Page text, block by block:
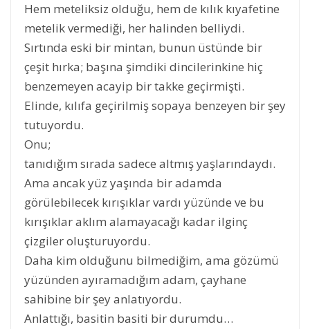
Hem meteliksiz olduğu, hem de kılık kıyafetine
metelik vermediği, her halinden belliydi.
Sırtında eski bir mintan, bunun üstünde bir
çeşit hırka; başına şimdiki dincilerinkine hiç
benzemeyen acayip bir takke geçirmişti.
Elinde, kılıfa geçirilmiş sopaya benzeyen bir şey
tutuyordu.
Onu;
tanıdığım sırada sadece altmış yaşlarındaydı.
Ama ancak yüz yaşında bir adamda
görülebilecek kırışıklar vardı yüzünde ve bu
kırışıklar akIım alamayacağı kadar ilginç
çizgiler oluşturuyordu.
Daha kim olduğunu bilmediğim, ama gözümü
yüzünden ayıramadığım adam, çayhane
sahibine bir şey anlatıyordu.
Anlattığı, basitin basiti bir durumdu…